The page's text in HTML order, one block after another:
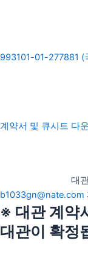
993101-01-277881 (
계약서 및 큐시트 다
대
b1033gn@nate.com
※ 대관 계약
대관이 확정